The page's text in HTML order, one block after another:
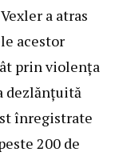
a atras
acestor
prin violența
dezlănțuită
înregistrate
200 de